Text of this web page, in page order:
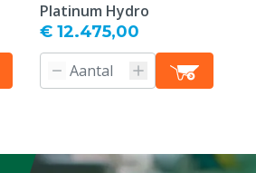
Platinum Hydro
€ 12.475,00